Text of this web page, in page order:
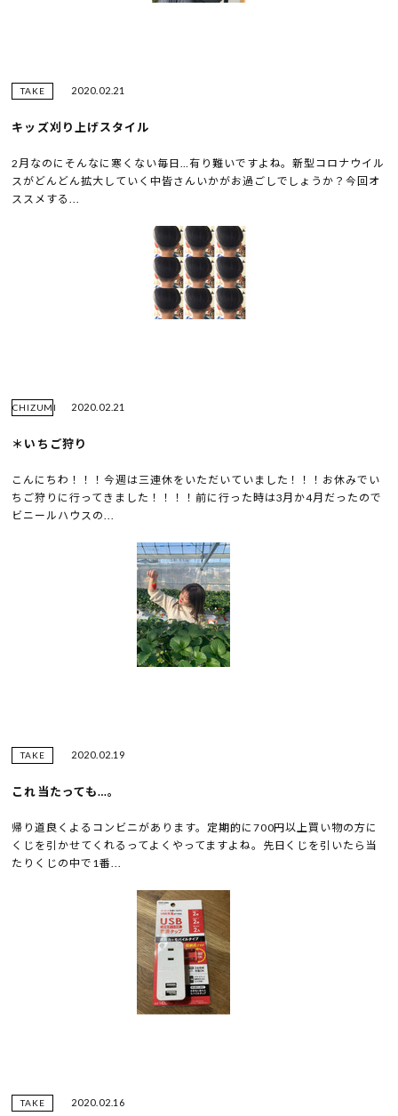
TAKE 2020.02.21
キッズ刈り上げスタイル
2月なのにそんなに寒くない毎日…有り難いですよね。新型コロナウイル
スがどんどん拡大していく中皆さんいかがお過ごしでしょうか？今回オ
ススメする...
CHIZUMI 2020.02.21
＊いちご狩り
こんにちわ！！！今週は三連休をいただいていました！！！お休みでい
ちご狩りに行ってきました！！！！前に行った時は3月か4月だったので
ビニールハウスの...
TAKE 2020.02.19
これ当たっても…。
帰り道良くよるコンビニがあります。定期的に700円以上買い物の方に
くじを引かせてくれるってよくやってますよね。先日くじを引いたら当
たりくじの中で1番...
TAKE 2020.02.16